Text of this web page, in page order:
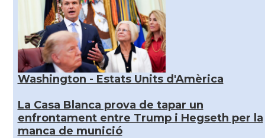
Washington - Estats Units d'Amèrica
La Casa Blanca prova de tapar un
enfrontament entre Trump i Hegseth per la
manca de munició